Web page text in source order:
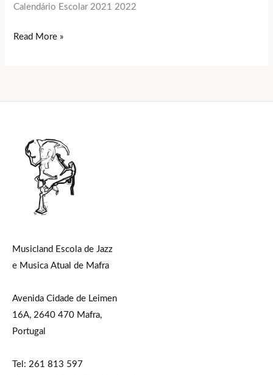
Calendário Escolar 2021 2022
Read More »
Musicland Escola de Jazz
e Musica Atual de Mafra
Avenida Cidade de Leimen
16A, 2640 470 Mafra,
Portugal
Tel: 261 813 597